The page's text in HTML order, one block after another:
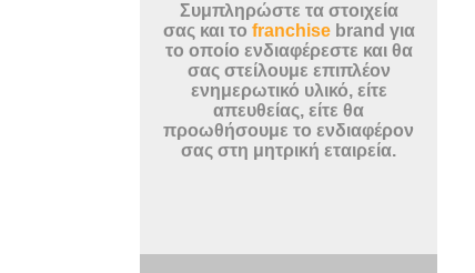
Συμπληρώστε τα στοιχεία
σας και το franchisebrand για
το οποίο ενδιαφέρεστε και θα
σας στείλουμε επιπλέον
ενημερωτικό υλικό, είτε
απευθείας, είτε θα
προωθήσουμε το ενδιαφέρον
σας στη μητρική εταιρεία.